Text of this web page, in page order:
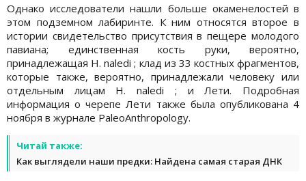
Однако исследователи нашли больше окаменелостей в
этом подземном лабиринте. К ним относятся второе в
истории свидетельство присутствия в пещере молодого
павиана; единственная кость руки, вероятно,
принадлежащая H. naledi ; клад из 33 костных фрагментов,
которые также, вероятно, принадлежали человеку или
отдельным лицам H. naledi ; и Лети. Подробная
информация о черепе Лети также была опубликована 4
ноября в журнале PaleoAnthropology.
Читай также:
Как выглядели наши предки: Найдена самая старая ДНК